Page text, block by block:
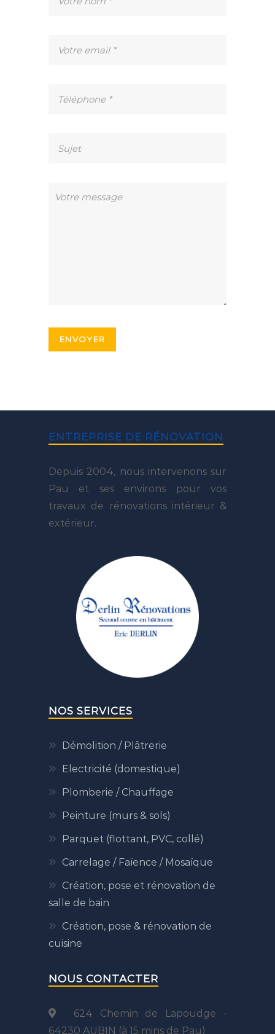
ENTREPRISE DE RÉNOVATION
Depuis 2004, nous intervenons sur
Pau et ses environs pour vos
travaux de rénovations intérieur &
extérieur.
NOS SERVICES
Démolition / Plâtrerie
Electricité (domestique)
Plomberie / Chauffage
Peinture (murs & sols)
Parquet (flottant, PVC, collé)
Carrelage / Faïence / Mosaïque
Création, pose et rénovation de
salle de bain
Création, pose & rénovation de
cuisine
NOUS CONTACTER
624 Chemin de Lapoudge -
64230 AUBIN (à 15 mins de Pau)